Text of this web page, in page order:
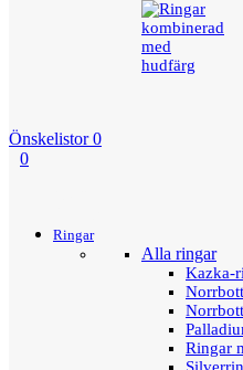
Önskelistor 0
0
Ringar
Alla ringar
Kazka-
Ringar